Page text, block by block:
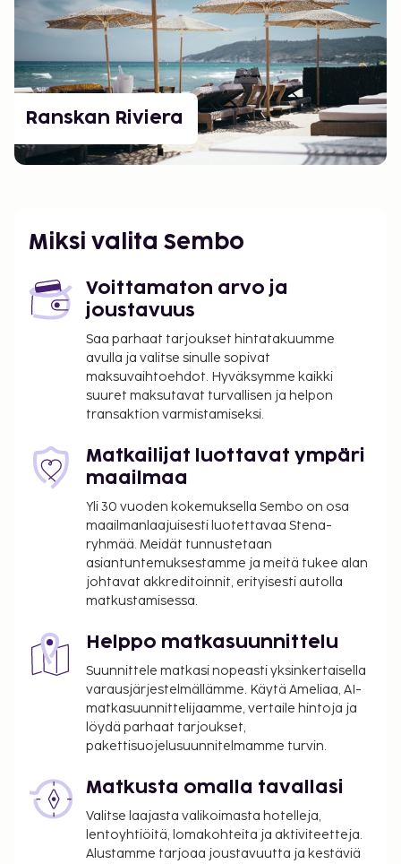
Ranskan Riviera
Miksi valita Sembo
Voittamaton arvo ja
joustavuus
Saa parhaat tarjoukset hintatakuumme
avulla ja valitse sinulle sopivat
maksuvaihtoehdot. Hyväksymme kaikki
suuret maksutavat turvallisen ja helpon
transaktion varmistamiseksi.
Matkailijat luottavat ympäri
maailmaa
Yli 30 vuoden kokemuksella Sembo on osa
maailmanlaajuisesti luotettavaa Stena-
ryhmää. Meidät tunnustetaan
asiantuntemuksestamme ja meitä tukee alan
johtavat akkreditoinnit, erityisesti autolla
matkustamisessa.
Helppo matkasuunnittelu
Suunnittele matkasi nopeasti yksinkertaisella
varausjärjestelmällämme. Käytä Ameliaa, AI-
matkasuunnittelijaamme, vertaile hintoja ja
löydä parhaat tarjoukset,
pakettisuojelusuunnitelmamme turvin.
Matkusta omalla tavallasi
Valitse laajasta valikoimasta hotelleja,
lentoyhtiöitä, lomakohteita ja aktiviteetteja.
Alustamme tarjoaa joustavuutta ja kestäviä